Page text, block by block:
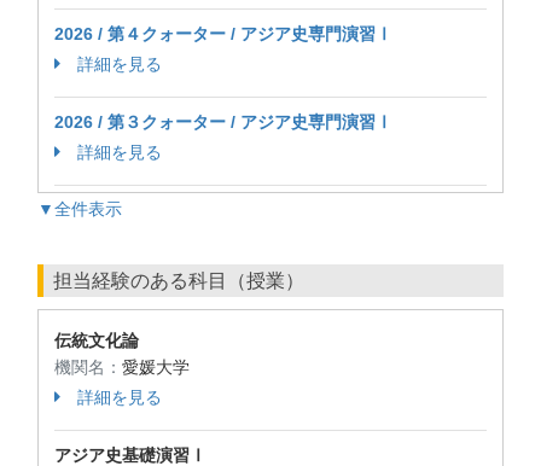
2026 / 第４クォーター / アジア史専門演習Ⅰ
詳細を見る
2026 / 第３クォーター / アジア史専門演習Ⅰ
詳細を見る
▼全件表示
担当経験のある科目（授業）
伝統文化論
機関名： 愛媛大学
詳細を見る
アジア史基礎演習Ⅰ